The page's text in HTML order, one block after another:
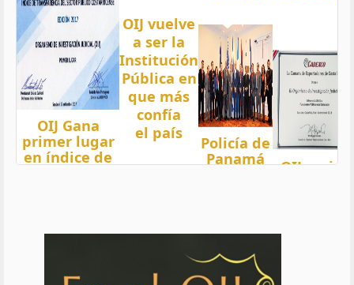
OIJ Gana
primer lugar
en índice de
OIJ vuelve
a ser la
Institución
Pública en
que más
confía
el país
Policía de
Panamá
OIJ mejor